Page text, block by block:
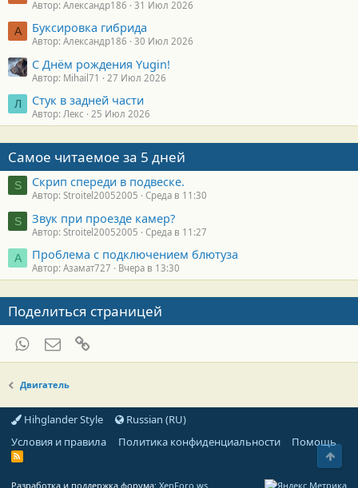
Автор: Александр186 31 Июл 2026
А Буксировка гибрида
Автор: Александр186 30 Июл 2026
С Днём рождения Yugin!
Автор: Mihail71 27 Июл 2026
Л Стук в задней части
Автор: Лекс 25 Июл 2026
Самое читаемое за 5 дней
S Скрип спереди в подвеске.
Автор: Stroitel20052005 Среда в 11:30
S Звук при проезде камер?
Автор: Stroitel20052005 Среда в 11:27
А Проблема с подключением блютуза
Автор: Азамат727 Вчера в 13:30
Поделиться страницей
WhatsAppЭлектронная почта
Двигатель
Hihglander Style
Russian (RU)
Условия и правила
Политика конфиденциальности Помощь
R
Разработка и поддержка форума: XenForo.ws